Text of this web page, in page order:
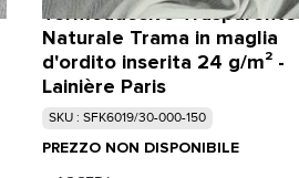
Termoadesivo Trasparente
Naturale Trama in maglia
d'ordito inserita 24 g/m² -
Lainière Paris
SKU : SFK6019/30-000-150
PREZZO NON DISPONIBILE